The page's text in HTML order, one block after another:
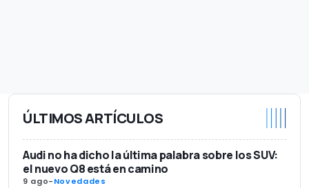
ÚLTIMOS ARTÍCULOS
Audi no ha dicho la última palabra sobre los SUV:
el nuevo Q8 está en camino
9 ago-Novedades